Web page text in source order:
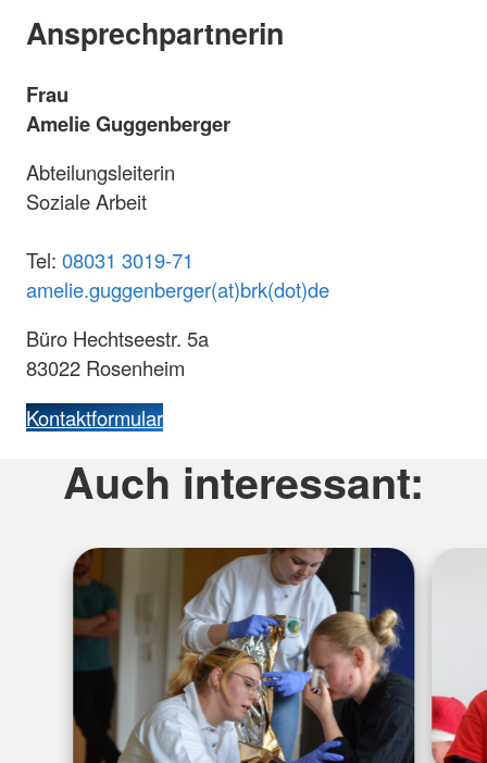
Ansprechpartnerin
Frau
Amelie Guggenberger
Abteilungsleiterin
Soziale Arbeit
Tel: 08031 3019-71
amelie.guggenberger(at)brk(dot)de
Büro Hechtseestr. 5a
83022 Rosenheim
Kontaktformular
Auch interessant: